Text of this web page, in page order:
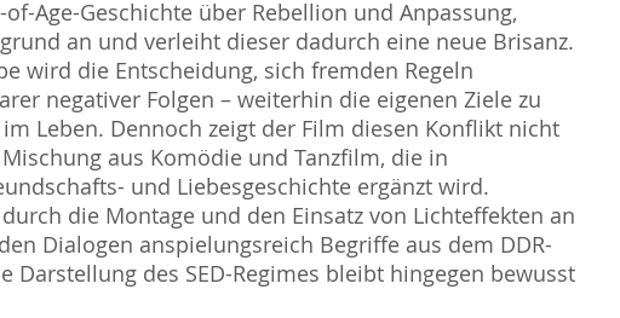
Age-Geschichte über Rebellion und Anpassung,
an und verleiht dieser dadurch eine neue Brisanz.
wird die Entscheidung, sich fremden Regeln
negativer Folgen – weiterhin die eigenen Ziele zu
Leben. Dennoch zeigt der Film diesen Konflikt nicht
aus Komödie und Tanzfilm, die in
und Liebesgeschichte ergänzt wird.
die Montage und den Einsatz von Lichteffekten an
Dialogen anspielungsreich Begriffe aus dem DDR-
des SED-Regimes bleibt hingegen bewusst